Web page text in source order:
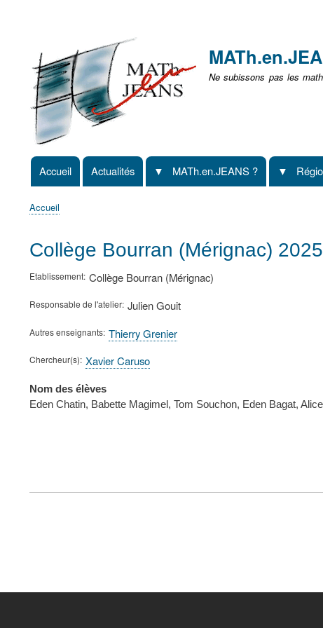
non
identifié
Ne subissons pas les
Navigation
principale
Accueil Actualités MATh.en.JEANS ?
d'Ariane
Accueil
Collège Bourran (Mérignac)
Etablissement Collège Bourran (Mérignac)
Responsable de l'atelier Julien Gouit
Autres enseignants Thierry Grenier
Chercheur(s) Xavier Caruso
Nom des élèves
Eden Chatin, Babette Magimel, Tom Souchon, Eden Bagat,
FOOTER